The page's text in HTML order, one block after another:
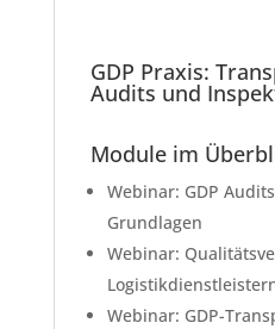
GDP Praxis:
Audits und
Module im
Webinar: GDP
Grundlagen
Webinar:
Webinar: GDP-